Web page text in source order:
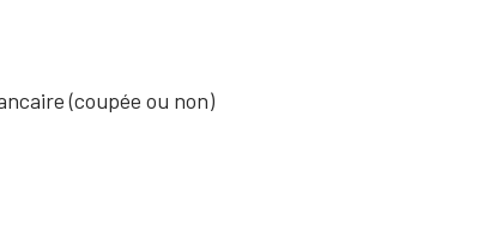
(coupée ou non)